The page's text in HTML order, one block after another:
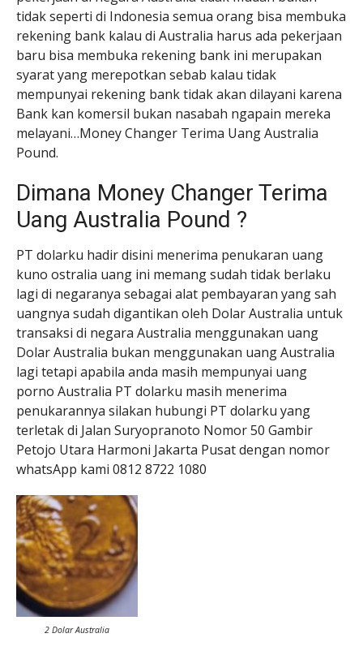
tidak seperti di Indonesia semua orang bisa membuka
rekening bank kalau di Australia harus ada pekerjaan
baru bisa membuka rekening bank ini merupakan
syarat yang merepotkan sebab kalau tidak
mempunyai rekening bank tidak akan dilayani karena
Bank kan komersil bukan nasabah ngapain mereka
melayani…Money Changer Terima Uang Australia
Pound.
Dimana Money Changer Terima
Uang Australia Pound ?
PT dolarku hadir disini menerima penukaran uang
kuno ostralia uang ini memang sudah tidak berlaku
lagi di negaranya sebagai alat pembayaran yang sah
uangnya sudah digantikan oleh Dolar Australia untuk
transaksi di negara Australia menggunakan uang
Dolar Australia bukan menggunakan uang Australia
lagi tetapi apabila anda masih mempunyai uang
porno Australia PT dolarku masih menerima
penukarannya silakan hubungi PT dolarku yang
terletak di Jalan Suryopranoto Nomor 50 Gambir
Petojo Utara Harmoni Jakarta Pusat dengan nomor
whatsApp kami 0812 8722 1080
2 Dolar Australia